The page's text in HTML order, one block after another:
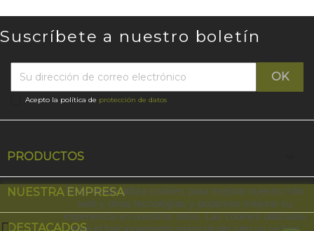
Suscríbete a nuestro boletín
Acepto la política de protección de datos
PRODUCTOS
NUESTRA EMPRESA 
DESTACADOS
Esta tienda utiliza cookies para mejorar nuestro sitio
web y otras tecnologías y podamos mejorar su
experiencia en nuestros sitios. Las cookies utilizadas
para el funcionamiento esencial del sitio ya se han